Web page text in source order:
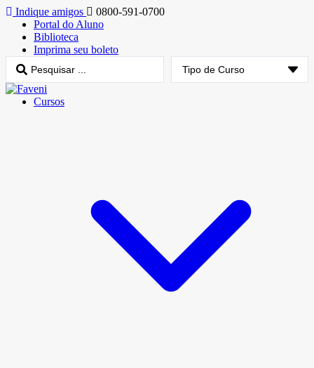
Indique amigos
0800-591-0700
Portal do Aluno
Biblioteca
Imprima seu boleto
Cursos